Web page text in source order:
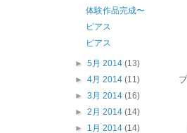
体験作品完成〜
ピアス
ピアス
►5月 2014(13)
►4月 2014(11)
►3月 2014(16)
►2月 2014(14)
► 1月 2014(14)